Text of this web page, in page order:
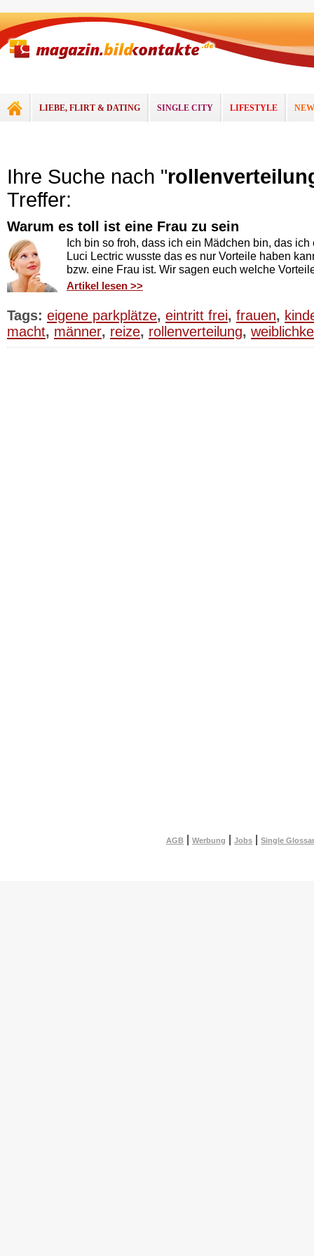
LIEBE, FLIRT & DATING SINGLE CITY LIFESTYLE
Ihre Suche nach "
Treffer:
Warum es toll ist eine Frau zu sein
Ich bin so froh, dass ich ein Mädchen bin, das
Luci Lectric wusste das es nur Vorteile haben
bzw. eine Frau ist. Wir sagen euch welche
Artikel lesen >>
Tags: eigene parkplätze, eintritt frei, frauen,
macht, männer, reize, rollenverteilung,
AGB Werbung Jobs Single Glossar